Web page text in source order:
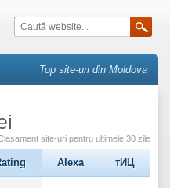
Top site-uri din Moldova
site-uri pentru ultimele 30 zile
Alexa тИЦ